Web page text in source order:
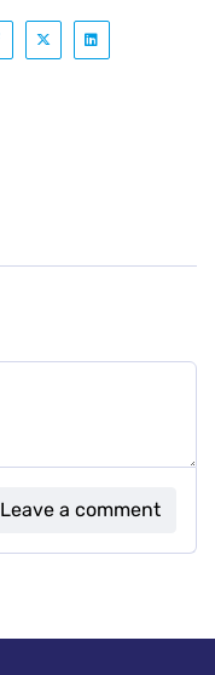
Leave a comment